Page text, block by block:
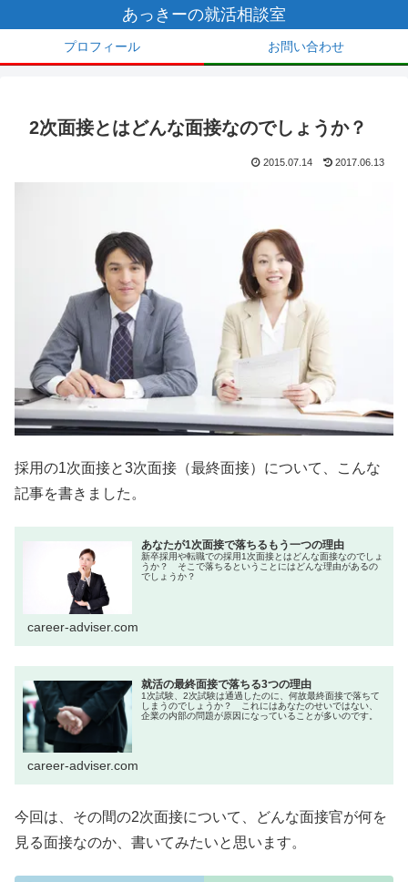
あっきーの就活相談室
プロフィール お問い合わせ
2次面接とはどんな面接なのでしょうか？
2015.07.14 2017.06.13
採用の1次面接と3次面接（最終面接）について、こんな
記事を書きました。
あなたが1次面接で落ちるもう一つの理由
新卒採用や転職での採用1次面接とはどんな面接なのでしょ
うか？ そこで落ちるということにはどんな理由があるの
でしょうか？
career-adviser.com
就活の最終面接で落ちる3つの理由
1次試験、2次試験は通過したのに、何故最終面接で落ちて
しまうのでしょうか？ これにはあなたのせいではない、
企業の内部の問題が原因になっていることが多いのです。
career-adviser.com
今回は、その間の2次面接について、どんな面接官が何を
見る面接なのか、書いてみたいと思います。